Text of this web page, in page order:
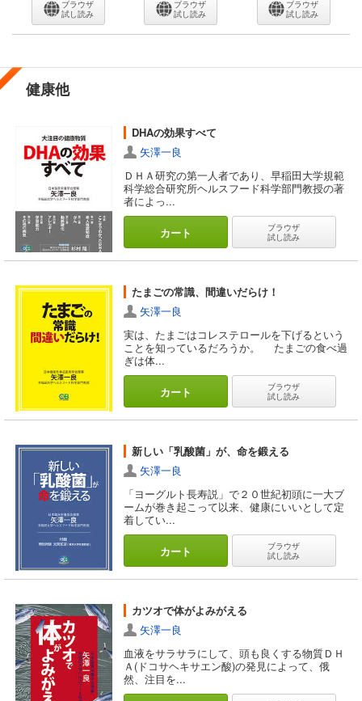
ブラウザ
試し読み
ブラウザ
試し読み
ブラウザ
試し読み
健康他
DHAの効果すべて
矢澤一良
ＤＨＡ研究の第一人者であり、早稲田大学規範
科学総合研究所ヘルスフード科学部門教授の著
者によっ...
カート
ブラウザ
試し読み
たまごの常識、間違いだらけ！
矢澤一良
実は、たまごはコレステロールを下げるという
ことを知っているだろうか。 たまごの食べ過
ぎは体...
カート
ブラウザ
試し読み
新しい「乳酸菌」が、命を鍛える
矢澤一良
「ヨーグルト長寿説」で２０世紀初頭に一大ブ
ームが巻き起こって以来、健康にいいとして定
着してい...
カート
ブラウザ
試し読み
カツオで体がよみがえる
矢澤一良
血液をサラサラにして、頭も良くする物質ＤＨ
Ａ(ドコサヘキサエン酸)の発見によって、俄
然、注目を...